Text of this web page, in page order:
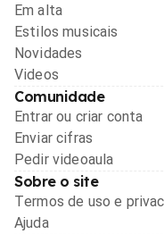
Em alta
Estilos musicais
Novidades
Videos
Comunidade
Entrar ou criar conta
Enviar cifras
Pedir videoaula
Sobre o site
Termos de uso e
Ajuda